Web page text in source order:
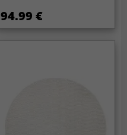
94.99 €